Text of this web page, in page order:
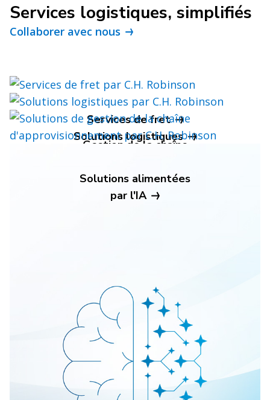
Services logistiques, simplifiés
Collaborer avec nous
Services de fret
Solutions logistiques
Gestion de la chaîne
Solutions alimentées
par l'IA